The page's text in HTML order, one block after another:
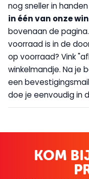
nog sneller in
in één van onze
bovenaan de
voorraad is in de
op voorraad? Vink
winkelmandje. Na je
een
doe je eenvoudig in
KOM